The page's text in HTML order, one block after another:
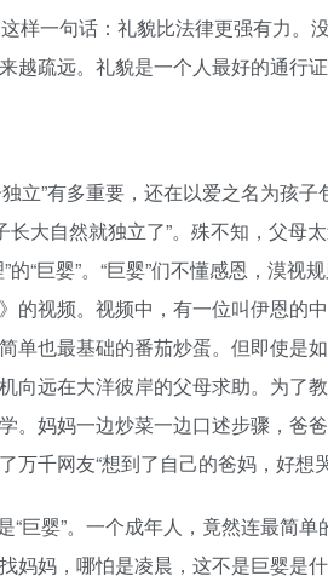
样一句话：礼貌比法律更强有力。
越疏远。礼貌是一个人最好的通行证
立”有多重要，还在以爱之名为孩子
长大自然就独立了”。殊不知，父母
“巨婴”。“巨婴”们不懂感恩，漠
的视频。视频中，有一位叫伊恩的
单也最基础的番茄炒蛋。但即使是
向远在大洋彼岸的父母求助。为了
。妈妈一边炒菜一边口述步骤，爸
万千网友“想到了自己的爸妈，好想
“巨婴”。一个成年人，竟然连最简
妈妈，哪怕是凌晨，这不是巨婴是